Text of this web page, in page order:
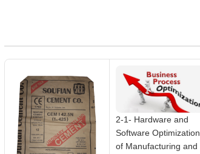
2-1- Hardware and
Software Optimization
of Manufacturing and